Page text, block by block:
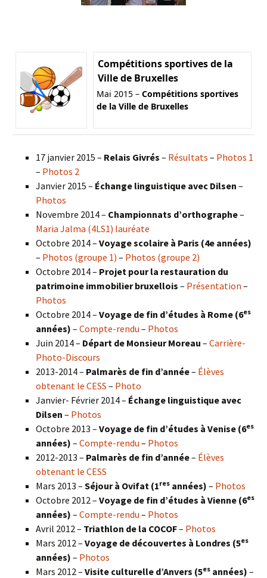
Compétitions sportives de la
Ville de Bruxelles
Mai 2015 – Compétitions sportives
de la Ville de Bruxelles
17 janvier 2015 – Relais Givrés – Résultats – Photos 1
– Photos 2
Janvier 2015 – Échange linguistique avec Dilsen –
Photos
Novembre 2014 – Championnats d’orthographe–
Maria Jalma (4LS1) lauréate
Octobre 2014 – Voyage scolaire à Paris (4e années)
– Photos (groupe 1) – Photos (groupe 2)
Octobre 2014 – Projet pour la restauration du
patrimoine immobilier bruxellois – Présentation –
Photos
Octobre 2014 – Voyage de fin d’études à Rome (6es
années) – Compte-rendu – Photos
Juin 2014 – Départ de Monsieur Moreau – Carrière-
Photo-Discours
2013-2014 – Palmarès de fin d’année– Élèves
obtenant le CESS – Photo
Janvier- Février 2014 – Échange linguistique avec
Dilsen – Photos
Octobre 2013 – Voyage de fin d’études à Venise (6es
années) – Compte-rendu – Photos
2012-2013 – Palmarès de fin d’année– Élèves
obtenant le CESS
Mars 2013 – Séjour à Ovifat (1res années) – Photos
Octobre 2012 – Voyage de fin d’études à Vienne (6es
années) – Compte-rendu – Photos
Avril 2012 – Triathlon de la COCOF– Photos
Mars 2012 – Voyage de découvertes à Londres (5es
années) – Photos
Mars 2012 – Visite culturelle d’Anvers (5es années) –